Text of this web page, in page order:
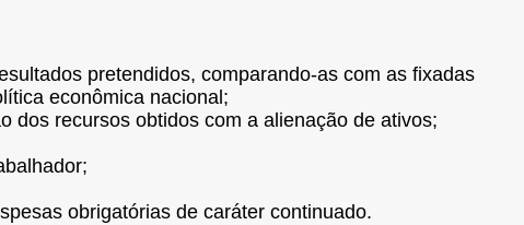
pretendidos, comparando-as com as fixadas
econômica nacional;
dos recursos obtidos com a alienação de ativos;
obrigatórias de caráter continuado.